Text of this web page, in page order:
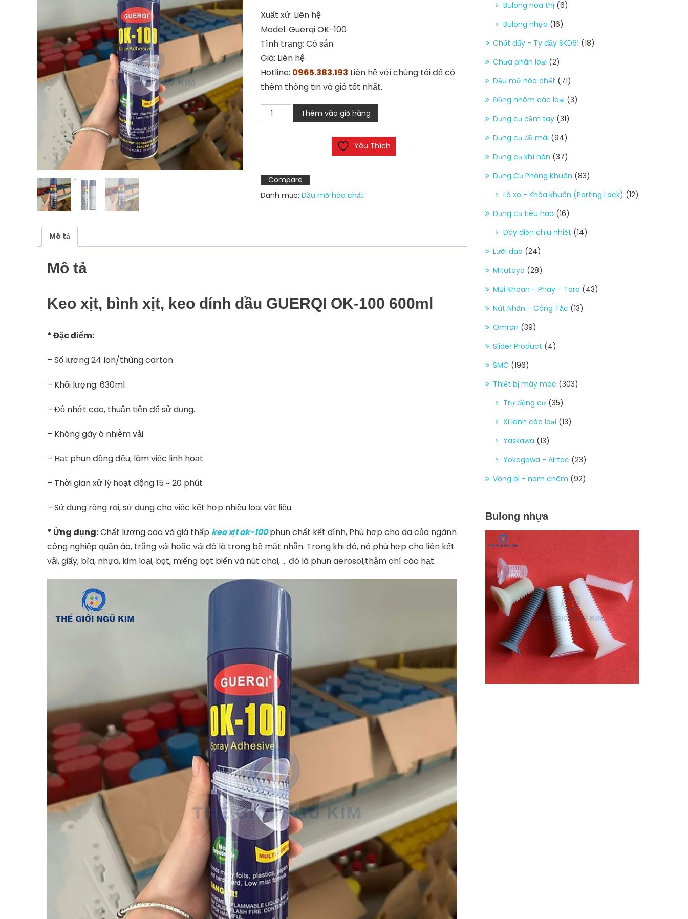
Xuất xứ: Liên hệ
Model: Guerqi OK-100
Tình trạng: Có sẵn
Giá: Liên hệ
Hotline: 0965.383.193 Liên hệ với chúng tôi để có
thêm thông tin và giá tốt nhất.
Keo
xịt
số
lượng
Thêm vào giỏ hàng
Yêu Thích
Compare
Danh mục: Dầu mỡ hóa chất
Mô tả
Mô tả
Keo xịt, bình xịt, keo dính dầu GUERQI OK-100 600ml
* Đặc điểm:
– Số lượng 24 lon/thùng carton
– Khối lượng: 630ml
– Độ nhớt cao, thuận tiện để sử dụng.
– Không gây ô nhiễm vải
– Hạt phun đồng đều, làm việc linh hoạt
– Thời gian xử lý hoạt động 15 ~ 20 phút
– Sử dụng rộng rãi, sử dụng cho việc kết hợp nhiều loại vật liệu.
* Ứng dụng:Chất lượng cao và giá thấp keo xịt ok-100phun chất kết dính, Phù hợp cho da của ngành
công nghiệp quần áo, trắng vải hoặc vải đó là trong bề mặt nhẵn. Trong khi đó, nó phù hợp cho liên kết
vải, giấy, bìa, nhựa, kim loại, bọt, miếng bọt biển và nút chai, … đó là phun aerosol,thậm chí các hạt.
Bulong hoa thị (6)
Bulong nhựa (16)
Chốt đẩy - Ty đẩy SKD61 (18)
Chưa phân loại (2)
Dầu mỡ hóa chất (71)
Đồng nhôm các loại (3)
Dụng cụ cầm tay (31)
Dụng cụ đồ mài (94)
Dụng cụ khí nén (37)
Dụng Cụ Phòng Khuôn (83)
Lò xo - Khóa khuôn (Parting Lock) (12)
Dụng cụ tiêu hao (16)
Dây điện chịu nhiệt (14)
Lưỡi dao (24)
Mitutoyo (28)
Mũi Khoan - Phay - Taro (43)
Nút Nhấn - Công Tắc (13)
Omron (39)
Slider Product (4)
SMC (196)
Thiết bị máy móc (303)
Trợ động cơ (35)
Xi lanh các loại (13)
Yaskawa (13)
Yokogawa - Airtac (23)
Vòng bi - nam châm (92)
Bulong nhựa